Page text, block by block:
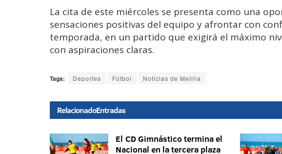
La cita de este miércoles se presenta como una
sensaciones positivas del equipo y afrontar con
temporada, en un partido que exigirá el máximo
con aspiraciones claras.
Tags: Deportes Fútbol Noticias de Melilla
RelacionadoEntradas
El CD Gimnástico termina el
Nacional en la tercera plaza